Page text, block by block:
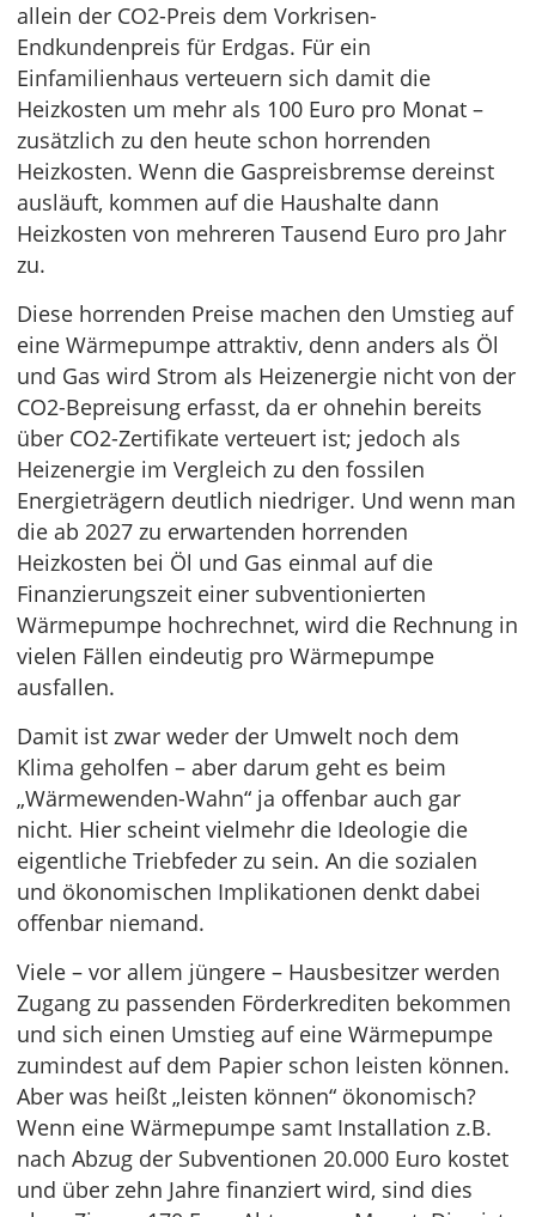
allein der CO2-Preis dem Vorkrisen-
Endkundenpreis für Erdgas. Für ein
Einfamilienhaus verteuern sich damit die
Heizkosten um mehr als 100 Euro pro Monat –
zusätzlich zu den heute schon horrenden
Heizkosten. Wenn die Gaspreisbremse dereinst
ausläuft, kommen auf die Haushalte dann
Heizkosten von mehreren Tausend Euro pro Jahr
zu.
Diese horrenden Preise machen den Umstieg auf
eine Wärmepumpe attraktiv, denn anders als Öl
und Gas wird Strom als Heizenergie nicht von der
CO2-Bepreisung erfasst, da er ohnehin bereits
über CO2-Zertifikate verteuert ist; jedoch als
Heizenergie im Vergleich zu den fossilen
Energieträgern deutlich niedriger. Und wenn man
die ab 2027 zu erwartenden horrenden
Heizkosten bei Öl und Gas einmal auf die
Finanzierungszeit einer subventionierten
Wärmepumpe hochrechnet, wird die Rechnung in
vielen Fällen eindeutig pro Wärmepumpe
ausfallen.
Damit ist zwar weder der Umwelt noch dem
Klima geholfen – aber darum geht es beim
„Wärmewenden-Wahn“ ja offenbar auch gar
nicht. Hier scheint vielmehr die Ideologie die
eigentliche Triebfeder zu sein. An die sozialen
und ökonomischen Implikationen denkt dabei
offenbar niemand.
Viele – vor allem jüngere – Hausbesitzer werden
Zugang zu passenden Förderkrediten bekommen
und sich einen Umstieg auf eine Wärmepumpe
zumindest auf dem Papier schon leisten können.
Aber was heißt „leisten können“ ökonomisch?
Wenn eine Wärmepumpe samt Installation z.B.
nach Abzug der Subventionen 20.000 Euro kostet
und über zehn Jahre finanziert wird, sind dies